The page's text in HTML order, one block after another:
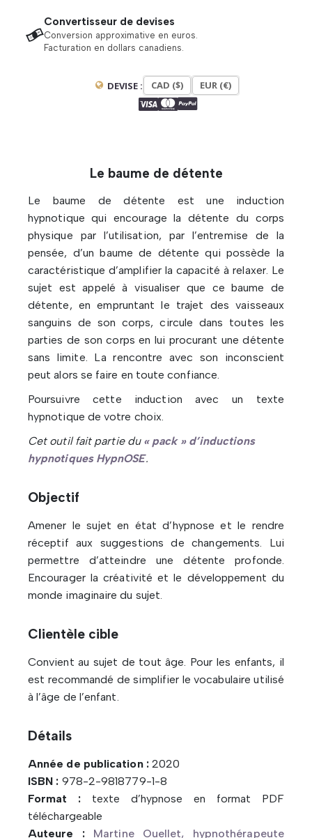
Convertisseur de devises
Conversion approximative en euros.
Facturation en dollars canadiens.
DEVISE : CAD ($) EUR (€)
Le baume de détente
Le baume de détente est une induction
hypnotique qui encourage la détente du corps
physique par l’utilisation, par l’entremise de la
pensée, d’un baume de détente qui possède la
caractéristique d’amplifier la capacité à relaxer. Le
sujet est appelé à visualiser que ce baume de
détente, en empruntant le trajet des vaisseaux
sanguins de son corps, circule dans toutes les
parties de son corps en lui procurant une détente
sans limite. La rencontre avec son inconscient
peut alors se faire en toute confiance.
Poursuivre cette induction avec un texte
hypnotique de votre choix.
Cet outil fait partie du « pack » d’inductions
hypnotiques HypnOSE.
Objectif
Amener le sujet en état d’hypnose et le rendre
réceptif aux suggestions de changements. Lui
permettre d’atteindre une détente profonde.
Encourager la créativité et le développement du
monde imaginaire du sujet.
Clientèle cible
Convient au sujet de tout âge. Pour les enfants, il
est recommandé de simplifier le vocabulaire utilisé
à l’âge de l’enfant.
Détails
Année de publication :2020
ISBN : 978-2-9818779-1-8
Format : texte d’hypnose en format PDF
téléchargeable
Auteure :
Martine Ouellet, hypnothérapeute